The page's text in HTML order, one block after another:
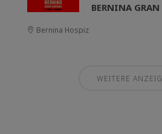
BERNINA
Bernina Hospiz
WEITERE